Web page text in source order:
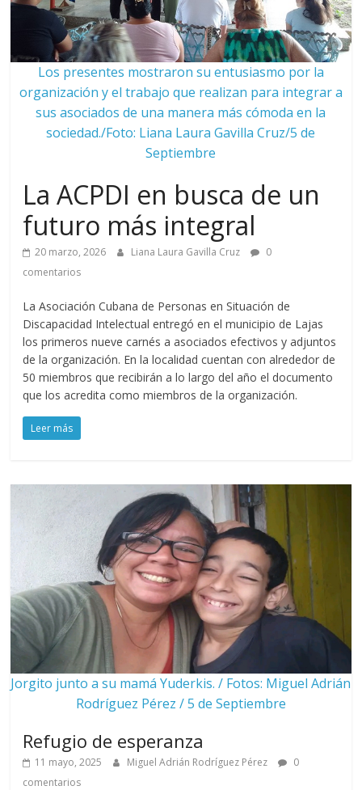
Los presentes mostraron su entusiasmo por la
organización y el trabajo que realizan para integrar a
sus asociados de una manera más cómoda en la
sociedad./Foto: Liana Laura Gavilla Cruz/5 de
Septiembre
La ACPDI en busca de un
futuro más integral
20 marzo, 2026 Liana Laura Gavilla Cruz
0
comentarios
La Asociación Cubana de Personas en Situación de
Discapacidad Intelectual entregó en el municipio de Lajas
los primeros nueve carnés a asociados efectivos y adjuntos
de la organización. En la localidad cuentan con alrededor de
50 miembros que recibirán a lo largo del año el documento
que los acredita como miembros de la organización.
Leer más
Jorgito junto a su mamá Yuderkis. / Fotos: Miguel Adrián
Rodríguez Pérez / 5 de Septiembre
Refugio de esperanza
11 mayo, 2025 Miguel Adrián Rodríguez Pérez
0
comentarios